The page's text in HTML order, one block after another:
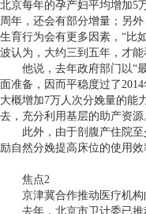
北京每年的孕产妇平均增加5
周年，还会有部分增量；另
生育行为会有更多因素，“比
波认为，大约三到五年，才能
他说，去年政府部门以“
面准备，因而平稳度过了2014
大概增加7万人次分娩量的能
去，充分利用基层的助产资源
此外，由于剖腹产住院至
励自然分娩提高床位的使用效
焦点2
京津冀合作推动医疗机
去年，北京市卫计委已